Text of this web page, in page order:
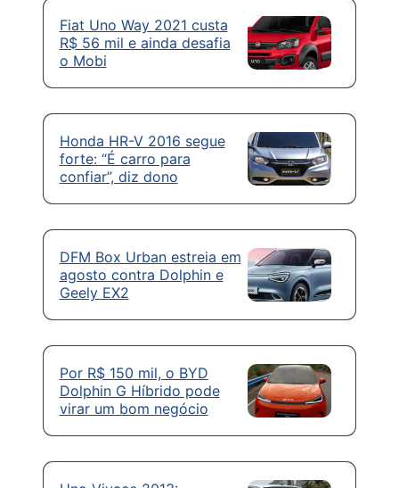
Fiat Uno Way 2021 custa
R$ 56 mil e ainda desafia
o Mobi
Honda HR-V 2016 segue
forte: “É carro para
confiar”, diz dono
DFM Box Urban estreia em
agosto contra Dolphin e
Geely EX2
Por R$ 150 mil, o BYD
Dolphin G Híbrido pode
virar um bom negócio